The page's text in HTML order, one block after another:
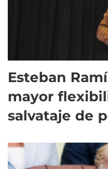
Esteban
mayor
salvataje de